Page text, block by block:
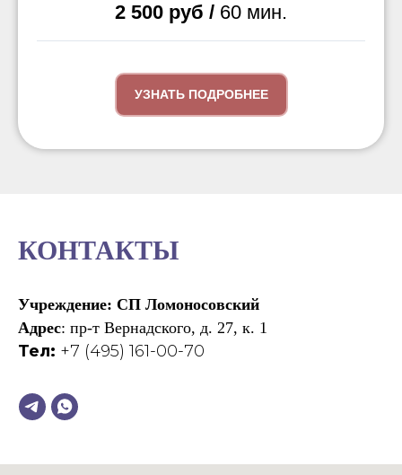
2 500 руб / 60 мин.
УЗНАТЬ ПОДРОБНЕЕ
КОНТАКТЫ
Учреждение: СП Ломоносовский
Адрес: пр-т Вернадского, д. 27, к. 1
Тел: +7 (495) 161-00-70